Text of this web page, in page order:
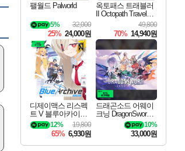
팰월드 Palworld
32,000
5%
25% 24,000원
옥토패스 트래블러
II Octopath Traveler I
49,800
70% 14,940원
디제이맥스 리스펙
트 V 블루아카이브
팩 DJMAX RESPE
CT V Blue Archive P
ack DLC
19,800
12%
65% 6,930원
드래곤소드 어웨이
크닝 DragonSword A
10%
33,000원